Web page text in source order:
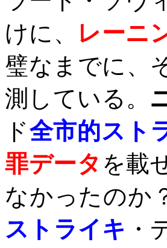
けに、
レーニ
璧なまでに、
測している。
ド全市的スト
罪データ を載
なかったの
ストライキ ・